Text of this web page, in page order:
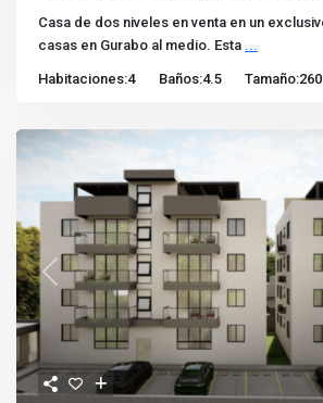
Casa de dos niveles en venta en un
casas en Gurabo al medio. Esta ...
Habitaciones:4 Baños:4.5 Tamaño:
Previous